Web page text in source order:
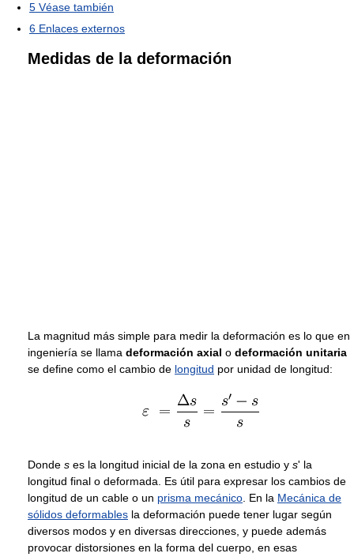
5 Véase también
6 Enlaces externos
Medidas de la deformación
La magnitud más simple para medir la deformación es lo que en
ingeniería se llama deformación axial o deformación unitaria
se define como el cambio de longitud por unidad de longitud:
Donde s es la longitud inicial de la zona en estudio y s' la
longitud final o deformada. Es útil para expresar los cambios de
longitud de un cable o un prisma mecánico . En la Mecánica de
sólidos deformables la deformación puede tener lugar según
diversos modos y en diversas direcciones, y puede además
provocar distorsiones en la forma del cuerpo, en esas